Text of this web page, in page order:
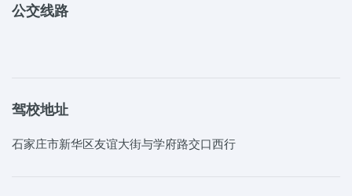
公交线路
驾校地址
石家庄市新华区友谊大街与学府路交口西行